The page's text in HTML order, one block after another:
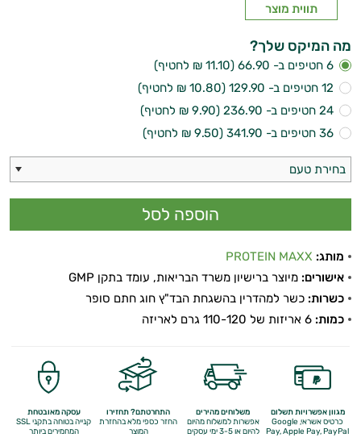
תווית מוצר
מה המיקס שלך?
6 חטיפים ב- 66.90 (11.10 ₪ לחטיף)
12 חטיפים ב- 129.90 (10.80 ₪ לחטיף)
24 חטיפים ב- 236.90 (9.90 ₪ לחטיף)
36 חטיפים ב- 341.90 (9.50 ₪ לחטיף)
בחירת טעם
מותג: PROTEIN MAXX
אישורים: מיוצר ברישיון משרד הבריאות, עומד בתקן GMP
כשרות: כשר למהדרין בהשגחת הבד"ץ חוג חתם סופר
כמות:
מגוון אפשרויות תשלום
כרטיס אשראי, Google
Pay,Apple Pay, PayPal
משלוחים מהירים
אפשרות למשלוח מהיום
להיום או 3-5 ימי עסקים
התחרטתם? תחזירו
החזר כספי מלאבהחזרת
המוצר
עסקה מאובטחת
קנייה בטוחה בתקני SSL
המחמירים ביותר